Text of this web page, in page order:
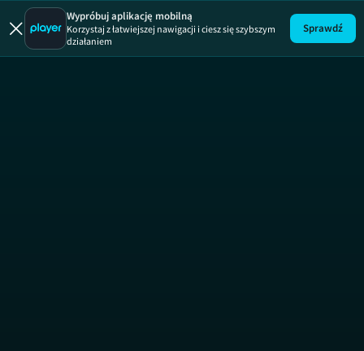
Uwaga!
Wypróbuj aplikację mobilną
Korzystaj z łatwiejszej nawigacji i ciesz się szybszym
działaniem
Sprawdź